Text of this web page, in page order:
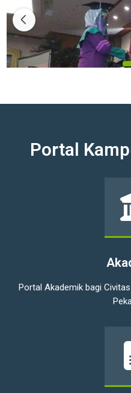
Portal
Portal Akademik bagi